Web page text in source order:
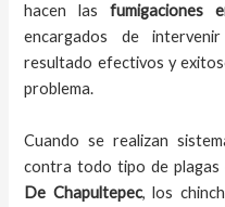
hacen las
fumigaciones
encargados de
resultado efectivos y
problema.
Cuando se realizan
contra todo tipo de plagas
De Chapultepec, los